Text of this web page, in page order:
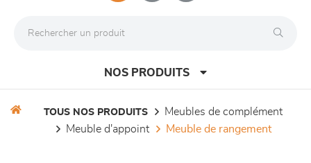
NOS PRODUITS
TOUS NOS PRODUITS
meubles de complément
meuble d'appoint
meuble de rangement